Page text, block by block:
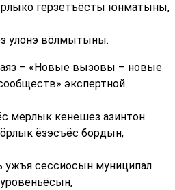
герӟетъёсты юнматыны,
улонэ вӧлмытыны.
– «Новые вызовы – новые
экспертной
мерлык кенешез азинтон
ёзэсъёс бордын,
ужъя сессиосын муниципал